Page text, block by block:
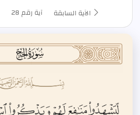
الآية السابقة آية رقم 28